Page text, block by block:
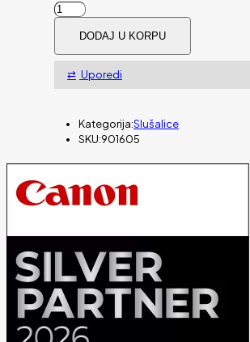
Slušalice
s
mikrofonom
Port
Comfort
DODAJ U KORPU
Uporedi
Kategorija:Slušalice
SKU:901605